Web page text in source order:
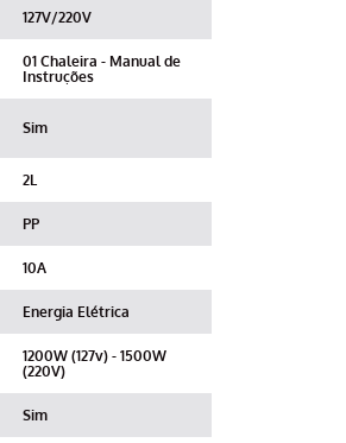
127V/220V
01 Chaleira - Manual de
Instruções
Sim
2L
PP
10A
Energia Elétrica
1200W (127v) - 1500W
(220V)
Sim